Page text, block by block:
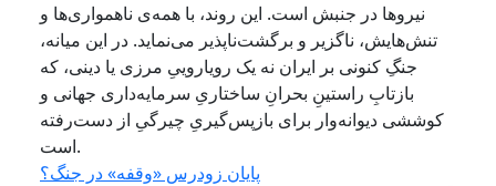
نیروها در جنبش است. این روند، با همه‌ی ناهمواری‌ها و
تنش‌هایش، ناگزیر و برگشت‌ناپذیر می‌نماید. در این میانه،
جنگِ کنونی بر ایران نه یک رویاروییِ مرزی یا دینی، که
بازتابِ راستینِ بحرانِ ساختاریِ سرمایه‌داری جهانی و
کوششی دیوانه‌وار برای بازپس‌گیریِ چیرگیِ از دست‌رفته
است.
پایان زودرس «وقفه» در جنگ؟